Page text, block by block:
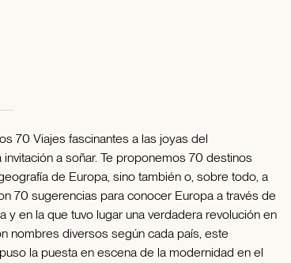
70 Viajes fascinantes a las joyas del
a soñar. Te proponemos 70 destinos
de Europa, sino también o, sobre todo, a
70 sugerencias para conocer Europa a través de
y en la que tuvo lugar una verdadera revolución en
nombres diversos según cada país, este
la puesta en escena de la modernidad en el